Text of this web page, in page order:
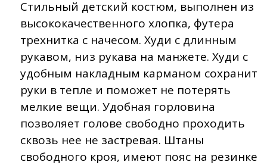
Стильный детский костюм, выполнен из
высококачественного хлопка, футера
трехнитка с начесом. Худи с длинным
рукавом, низ рукава на манжете. Худи с
удобным накладным карманом сохранит
руки в тепле и поможет не потерять
мелкие вещи. Удобная горловина
позволяет голове свободно проходить
сквозь нее не застревая. Штаны
свободного кроя, имеют пояс на резинке